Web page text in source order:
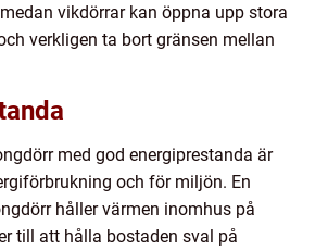
vikdörrar kan öppna upp stora
verkligen ta bort gränsen mellan
med god energiprestanda är
och för miljön. En
håller värmen inomhus på
till att hålla bostaden sval på